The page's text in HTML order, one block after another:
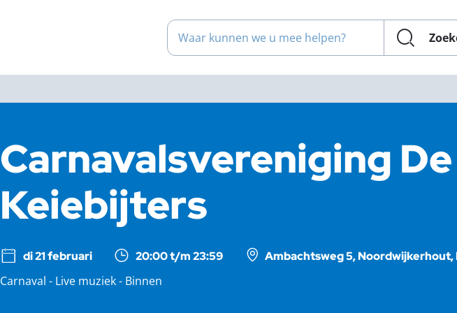
Waar kunnen we u mee helpen?
Carnavalsvereniging De
Keiebijters
di 21 februari 20:00 t/m 23:59
Ambachtsweg 5, Noordwijkerhout,
Carnaval - Live muziek - Binnen